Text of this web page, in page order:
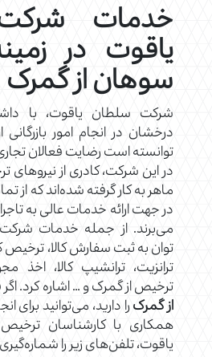
خدمات
یاقوت در
سوهان از گمرک
شرکت سلطان یاقوت، با
درخشان در انجام امور
توانسته است رضایت فعالان
در این شرکت، کادری از
ماهر به کار گرفته شده‌اند که از
در جهت ارائه خدمات عالی به
می‌برند. از جمله خدمات
توان به ثبت سفارش کالا، ترخیص
ترانزیت، ترانشیپ کالا، اخذ
ترخیص از گمرک و … اشاره کرد.
از گمرکرا دارید، می‌توانید برای
همکاری با کارشناسان
یاقوت، تلفن‌های زیر را